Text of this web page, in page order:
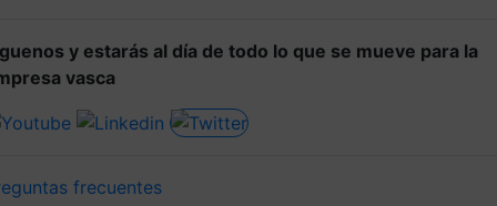
y estarás al día de todo lo que se mueve para la
vasca
frecuentes